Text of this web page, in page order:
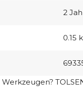
2
0.15